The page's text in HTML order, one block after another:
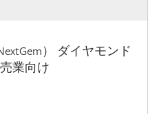
） ダイヤモンド
業向け